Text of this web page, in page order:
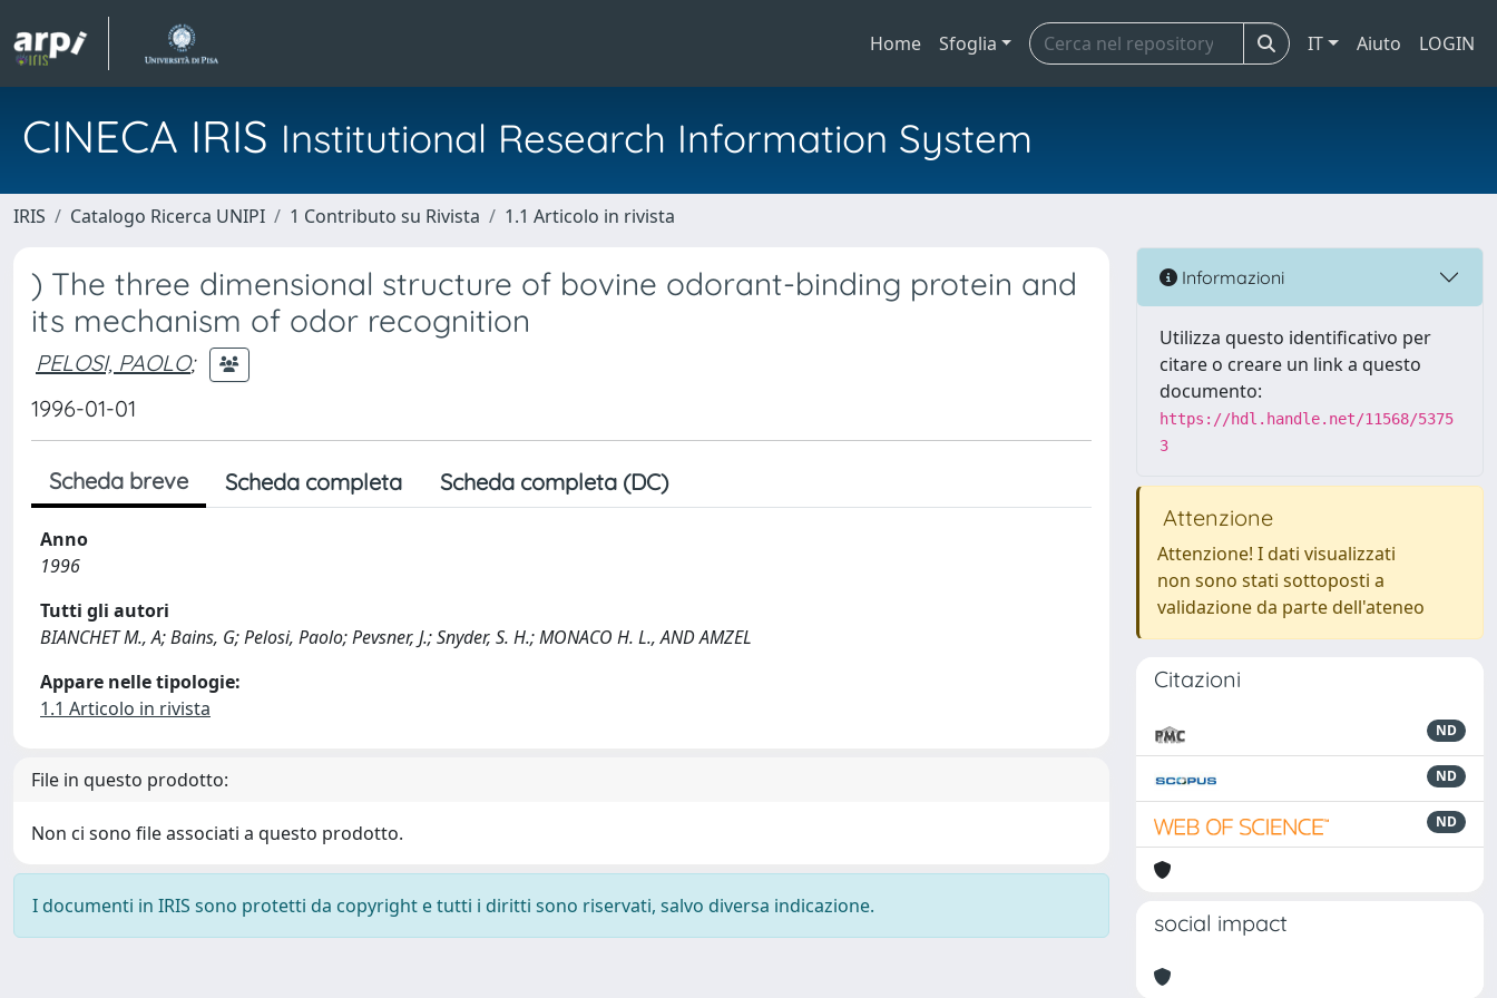
Home Sfoglia IT Aiuto LOGIN
CINECA IRIS Institutional Research Information System
IRIS Catalogo Ricerca UNIPI 1 Contributo su Rivista 1.1 Articolo in rivista
) The three dimensional structure of bovine odorant-binding protein and
its mechanism of odor recognition
PELOSI, PAOLO;
1996-01-01
Scheda breve Scheda completa Scheda completa (DC)
Anno
1996
Tutti gli autori
BIANCHET M., A; Bains, G; Pelosi, Paolo; Pevsner, J.; Snyder, S. H.; MONACO H. L., AND AMZEL
Appare nelle tipologie:
1.1 Articolo in rivista
File in questo prodotto:
Non ci sono file associati a questo prodotto.
I documenti in IRIS sono protetti da copyright e tutti i diritti sono riservati, salvo diversa indicazione.
Informazioni
Utilizza questo identificativo per
citare o creare un link a questo
documento:
https://hdl.handle.net/11568/5375
3
Attenzione
Attenzione! I dati visualizzati
non sono stati sottoposti a
validazione da parte dell'ateneo
Citazioni
ND
ND
ND
social impact